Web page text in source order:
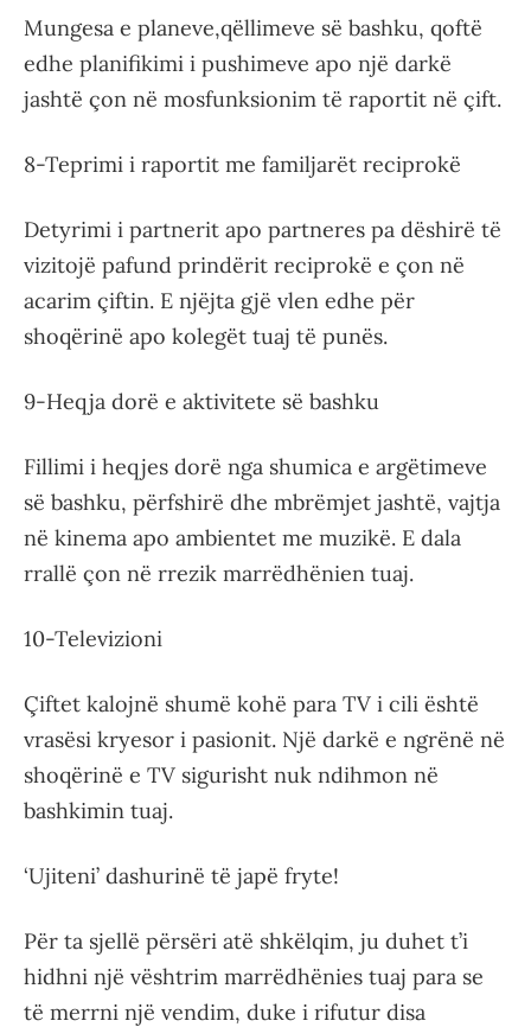
Mungesa e planeve,qëllimeve së bashku, qoftë
edhe planifikimi i pushimeve apo një darkë
jashtë çon në mosfunksionim të raportit në çift.
8-Teprimi i raportit me familjarët reciprokë
Detyrimi i partnerit apo partneres pa dëshirë të
vizitojë pafund prindërit reciprokë e çon në
acarim çiftin. E njëjta gjë vlen edhe për
shoqërinë apo kolegët tuaj të punës.
9-Heqja dorë e aktivitete së bashku
Fillimi i heqjes dorë nga shumica e argëtimeve
së bashku, përfshirë dhe mbrëmjet jashtë, vajtja
në kinema apo ambientet me muzikë. E dala
rrallë çon në rrezik marrëdhënien tuaj.
10-Televizioni
Çiftet kalojnë shumë kohë para TV i cili është
vrasësi kryesor i pasionit. Një darkë e ngrënë në
shoqërinë e TV sigurisht nuk ndihmon në
bashkimin tuaj.
‘Ujiteni’ dashurinë të japë fryte!
Për ta sjellë përsëri atë shkëlqim, ju duhet t’i
hidhni një vështrim marrëdhënies tuaj para se
të merrni një vendim, duke i rifutur disa